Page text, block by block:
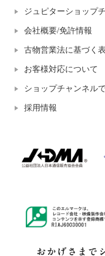
ジュピターショップ
会社概要/免許情報
古物営業法に基づく
お客様対応について
ショップチャンネル
採用情報